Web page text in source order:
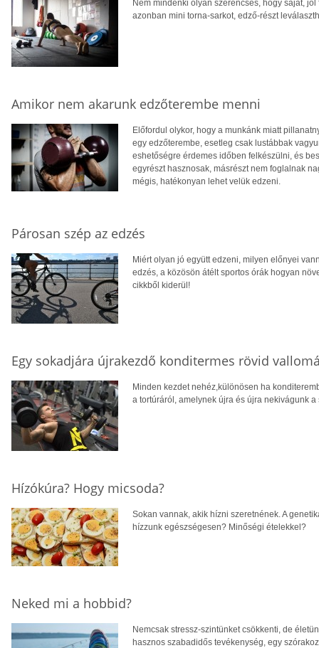
Nem mindenki olyan szerencsés, hogy saját,
azonban mini torna-sarkot, edző-részt
Amikor nem akarunk edzőterembe menni
Előfordul olykor, hogy a munkánk miatt
egy edzőterembe, esetleg csak lustábbak
eshetőségre érdemes időben felkészülni, és
egyrészt hasznosak, másrészt nem foglalnak
mégis, hatékonyan lehet velük edzeni.
Párosan szép az edzés
Miért olyan jó együtt edzeni, milyen előnyei
edzés, a közösön átélt sportos órák hogyan
cikkből kiderül!
Egy sokadjára újrakezdő konditermes rövid
Minden kezdet nehéz,különösen ha
a tortúráról, amelynek újra és újra nekivágunk
Hízókúra? Hogy micsoda?
Sokan vannak, akik hízni szeretnének. A
hízzunk egészségesen? Minőségi ételekkel?
Neked mi a hobbid?
Nemcsak stressz-szintünket csökkenti, de
hasznos szabadidős tevékenység, egy